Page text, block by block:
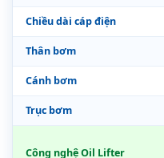
Chiều dài cáp điện
Thân bơm
Cánh bơm
Trục bơm
Công nghệ Oil Lifter